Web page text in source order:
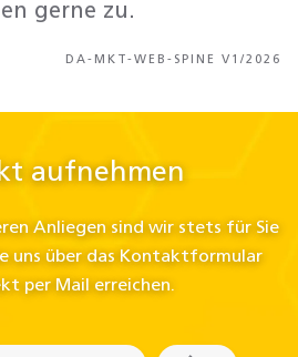
gerne zu.
DA-MKT-WEB-SPINE V1/2026
aufnehmen
Anliegen sind wir stets für Sie
uns über das Kontaktformular
per Mail erreichen.